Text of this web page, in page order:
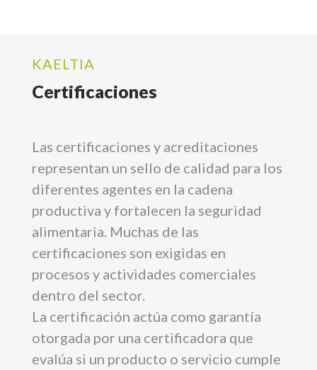
KAELTIA
Certificaciones
Las certificaciones y acreditaciones
representan un sello de calidad para los
diferentes agentes en la cadena
productiva y fortalecen la seguridad
alimentaria. Muchas de las
certificaciones son exigidas en
procesos y actividades comerciales
dentro del sector.
La certificación actúa como garantía
otorgada por una certificadora que
evalúa si un producto o servicio cumple